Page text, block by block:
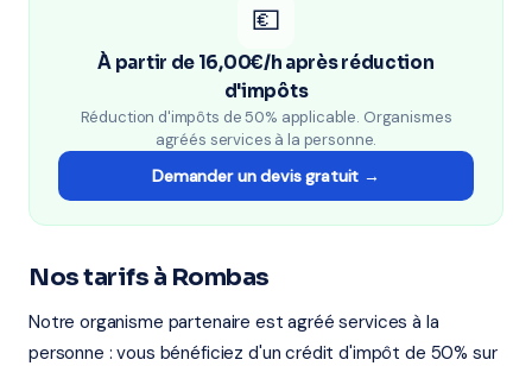
💶
À partir de 16,00€/h après réduction
d'impôts
Réduction d'impôts de 50% applicable. Organismes
agréés services à la personne.
Demander un devis gratuit →
Nos tarifs à Rombas
Notre organisme partenaire est agréé services à la
personne : vous bénéficiez d'un crédit d'impôt de 50% sur